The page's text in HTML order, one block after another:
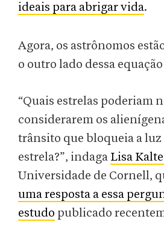
ideais para abrigar vida.
Agora, os astrônomos
o outro lado dessa
“Quais estrelas poderiam
considerarem os
trânsito que bloqueia a
estrela?”, indaga Lisa
Universidade de Cornell,
uma resposta a essa
estudo publicado